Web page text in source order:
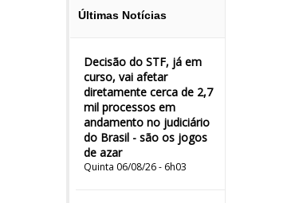
Últimas Notícias
Decisão do STF, já em
curso, vai afetar
diretamente cerca de 2,7
mil processos em
andamento no judiciário
do Brasil - são os jogos
de azar
Quinta 06/08/26 - 6h03